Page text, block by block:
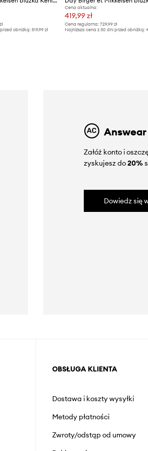
obniżką: 519,99 zł
Cena aktualna:
419,99 zł
Cena regularna: 729,99 zł
Najniższa cena z 30 dni przed obniżką:
Załóż konto i
zyskujesz do20%
Dowiedz się
OBSŁUGA KLIENTA
Dostawa i koszty wysyłki
Metody płatności
Zwroty/odstąp od umowy